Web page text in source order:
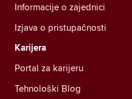
Informacije o zajednici
Izjava o pristupačnosti
Karijera
Portal za karijeru
Tehnološki Blog